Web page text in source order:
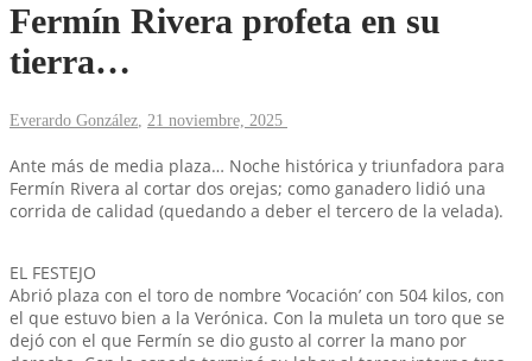
Fermín Rivera profeta en su
tierra…
Everardo González, 21 noviembre, 2025
Ante más de media plaza… Noche histórica y triunfadora para
Fermín Rivera al cortar dos orejas; como ganadero lidió una
corrida de calidad (quedando a deber el tercero de la velada).
EL FESTEJO
Abrió plaza con el toro de nombre ‘Vocación’ con 504 kilos, con
el que estuvo bien a la Verónica. Con la muleta un toro que se
dejó con el que Fermín se dio gusto al correr la mano por